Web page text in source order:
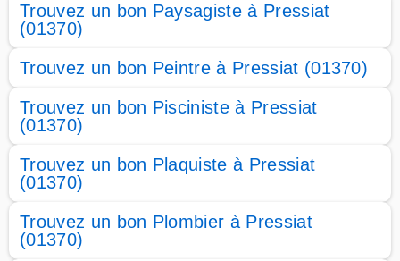
Trouvez un bon Paysagiste à Pressiat
(01370)
Trouvez un bon Peintre à Pressiat (01370)
Trouvez un bon Pisciniste à Pressiat
(01370)
Trouvez un bon Plaquiste à Pressiat
(01370)
Trouvez un bon Plombier à Pressiat
(01370)